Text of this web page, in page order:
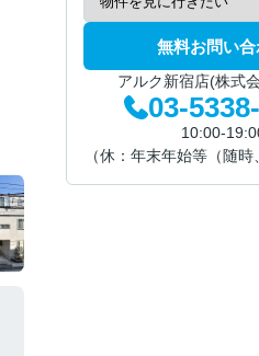
無料お問い
アルク新宿店(株式
03-
10:00-
（休：年末年始等（随時